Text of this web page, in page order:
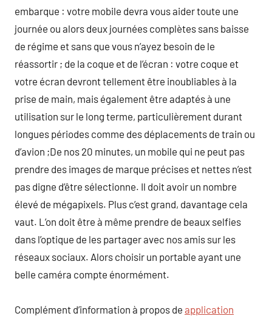
embarque : votre mobile devra vous aider toute une
journée ou alors deux journées complètes sans baisse
de régime et sans que vous n’ayez besoin de le
réassortir ; de la coque et de l’écran : votre coque et
votre écran devront tellement être inoubliables à la
prise de main, mais également être adaptés à une
utilisation sur le long terme, particulièrement durant
longues périodes comme des déplacements de train ou
d’avion ;De nos 20 minutes, un mobile qui ne peut pas
prendre des images de marque précises et nettes n’est
pas digne d’être sélectionne. Il doit avoir un nombre
élevé de mégapixels. Plus c’est grand, davantage cela
vaut. L’on doit être à même prendre de beaux selfies
dans l’optique de les partager avec nos amis sur les
réseaux sociaux. Alors choisir un portable ayant une
belle caméra compte énormément.
Complément d’information à propos de application